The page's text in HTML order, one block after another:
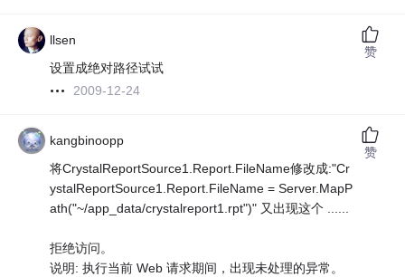
llsen
设置成绝对路径试试
2009-12-24
赞
kangbinoopp
将CrystalReportSource1.Report.FileName修改成:"Cr
ystalReportSource1.Report.FileName = Server.MapP
ath("~/app_data/crystalreport1.rpt")" 又出现这个 ......
拒绝访问。
说明: 执行当前 Web 请求期间，出现未处理的异常。
赞